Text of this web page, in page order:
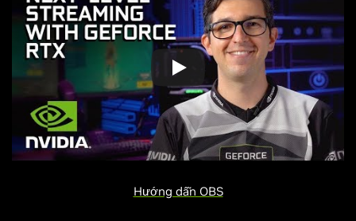
Hướng dẫn OBS